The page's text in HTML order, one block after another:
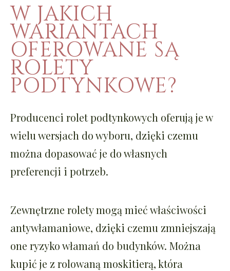
W JAKICH
WARIANTACH
OFEROWANE SĄ
ROLETY
PODTYNKOWE?
Producenci rolet podtynkowych oferują je w
wielu wersjach do wyboru, dzięki czemu
można dopasować je do własnych
preferencji i potrzeb.
Zewnętrzne rolety mogą mieć właściwości
antywłamaniowe, dzięki czemu zmniejszają
one ryzyko włamań do budynków. Można
kupić je z rolowaną moskitierą, która